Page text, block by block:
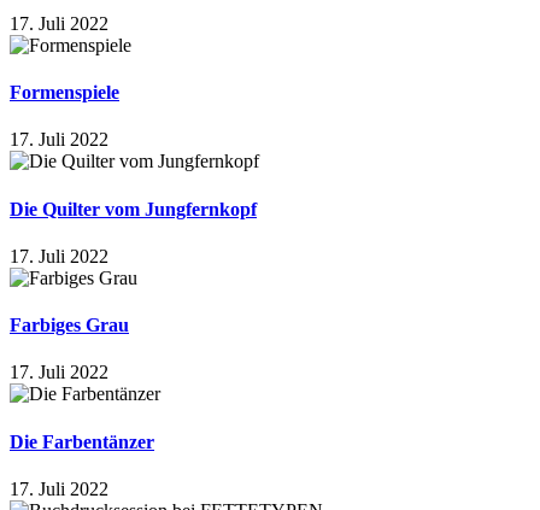
17. Juli 2022
Formenspiele
17. Juli 2022
Die Quilter vom Jungfernkopf
17. Juli 2022
Farbiges Grau
17. Juli 2022
Die Farbentänzer
17. Juli 2022